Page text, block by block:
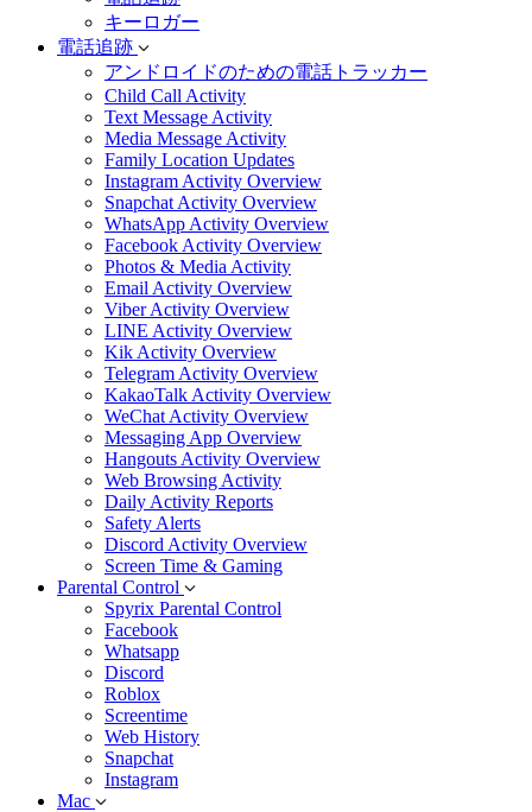
キーロガー
電話追跡
アンドロイドのための電話トラッカー
Child Call Activity
Text Message Activity
Media Message Activity
Family Location Updates
Instagram Activity Overview
Snapchat Activity Overview
WhatsApp Activity Overview
Facebook Activity Overview
Photos & Media Activity
Email Activity Overview
Viber Activity Overview
LINE Activity Overview
Kik Activity Overview
Telegram Activity Overview
KakaoTalk Activity Overview
WeChat Activity Overview
Messaging App Overview
Hangouts Activity Overview
Web Browsing Activity
Daily Activity Reports
Safety Alerts
Discord Activity Overview
Screen Time & Gaming
Parental Control
Spyrix Parental Control
Facebook
Whatsapp
Discord
Roblox
Screentime
Web History
Snapchat
Instagram
Mac